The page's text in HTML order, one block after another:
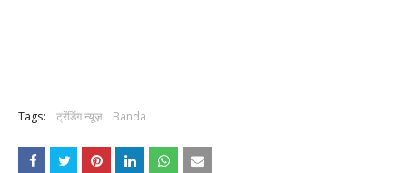
Tags: ट्रेंडिंग न्यूज़ Banda